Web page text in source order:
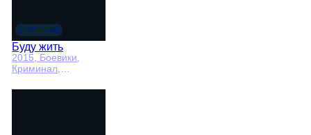
Буду жить
2015, Боевики,
Криминал,